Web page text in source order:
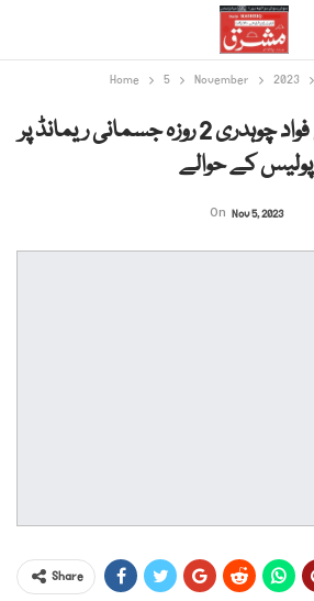
Home 5 November 2023
سابق رہنما پی ٹی آئی فواد چوہدری 2 روزہ جسمانی ریمانڈ پر
پولیس کے حوالے
On Nov 5, 2023
Share